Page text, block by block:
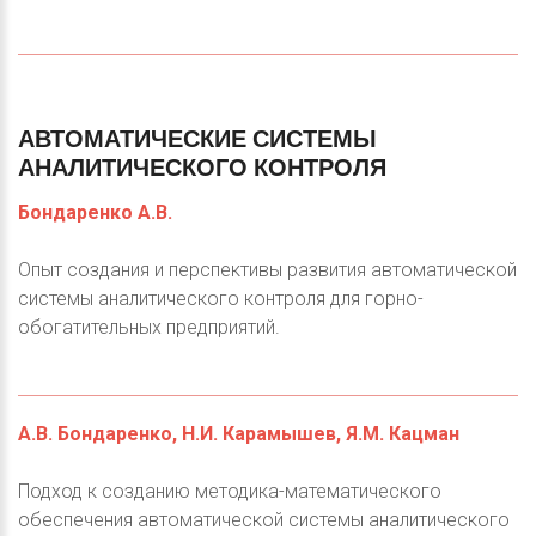
АВТОМАТИЧЕСКИЕСИСТЕМЫ
АНАЛИТИЧЕСКОГО КОНТРОЛЯ
Бондаренко А.В.
Опыт создания и перспективы развития автоматической
системы аналитического контроля для горно-
обогатительных предприятий.
А.В. Бондаренко, Н.И. Карамышев, Я.М. Кацман
Подход к созданию методика-математического
обеспечения автоматической системы аналитического